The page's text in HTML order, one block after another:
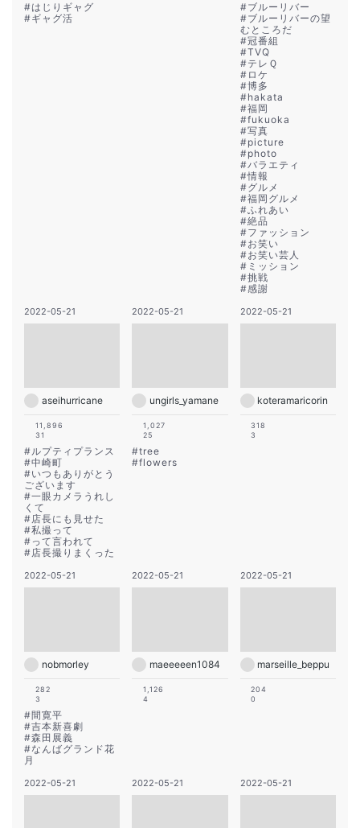
#はじりギャグ
#ギャグ活
#ブルーリバー
#ブルーリバーの望
むところだ
#冠番組
#TVQ
#テレＱ
# ロケ
#博多
#hakata
#福岡
#fukuoka
#写真
#picture
#photo
#バラエティ
#情報
#グルメ
#福岡グルメ
#ふれあい
#絶品
#ファッション
#お笑い
#お笑い芸人
# ミッション
#挑戦
#感謝
2022-05-21
aseihurricane
11,896
31
#ルプティプランス
#中崎町
#いつもありがとう
ございます
#一眼カメラうれし
くて
#店長にも見せた
#私撮って
# って言われて
#店長撮りまくった
2022-05-21
ungirls_yamane
1,027
25
#tree
#flowers
2022-05-21
koteramaricorin
318
3
2022-05-21
nobmorley
282
3
#間寛平
#吉本新喜劇
#森田展義
#なんばグランド花
月
2022-05-21
maeeeeen1084
1,126
4
2022-05-21
marseille_beppu
204
0
2022-05-21 2022-05-21 2022-05-21